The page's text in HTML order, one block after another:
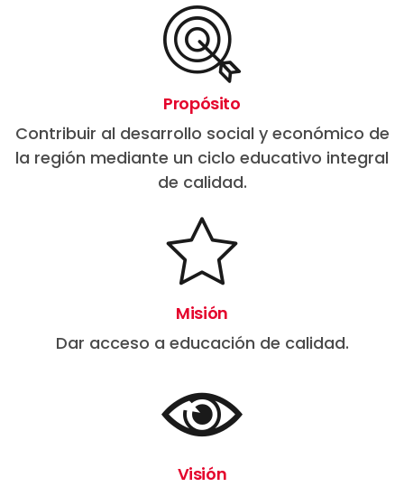
Propósito
Contribuir al desarrollo social y económico de
la región mediante un ciclo educativo integral
de calidad.
Misión
Dar acceso a educación de calidad.
Visión